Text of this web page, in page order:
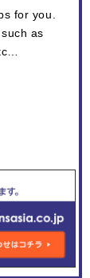
for you.
as